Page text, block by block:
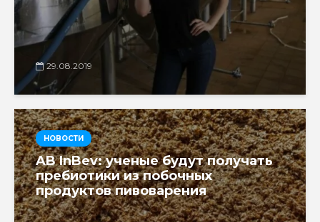
29.08.2019
НОВОСТИ
AB InBev: ученые будут получать
пребиотики из побочных
продуктов пивоварения